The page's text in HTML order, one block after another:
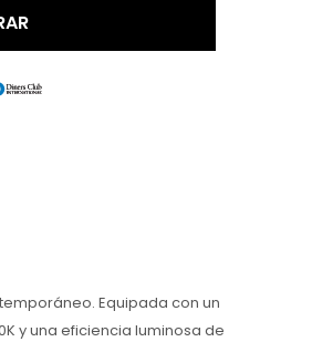
Equipada con un
y una eficiencia luminosa de